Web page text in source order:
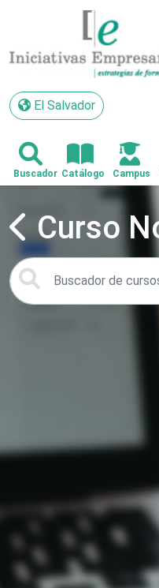
El Salvador
El Salvador
Curso